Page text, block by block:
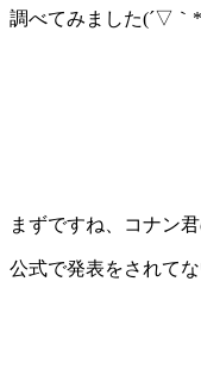
調べてみました(´▽｀
まずですね、コナン
公式で発表をされてな